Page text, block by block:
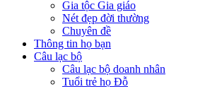
Gia tộc Gia giáo
Nét đẹp đời thường
Chuyên đề
Thông tin họ bạn
Câu lạc bộ
Câu lạc bộ doanh nhân
Tuổi trẻ họ Đỗ